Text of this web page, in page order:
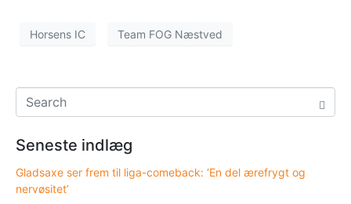
Horsens IC Team FOG Næstved
Seneste indlæg
Gladsaxe ser frem til liga-comeback: ‘En del ærefrygt og
nervøsitet’